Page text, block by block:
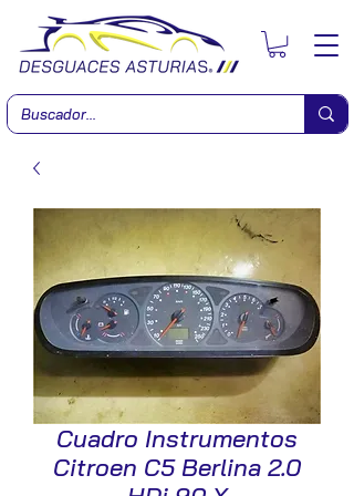
Cuadro Instrumentos
Citroen C5 Berlina 2.0